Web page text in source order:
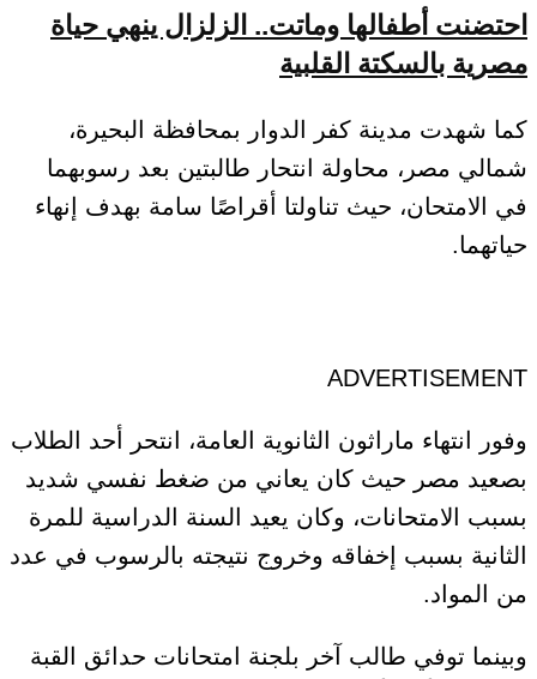
احتضنت أطفالها وماتت.. الزلزال ينهي حياة
مصرية بالسكتة القلبية
كما شهدت مدينة كفر الدوار بمحافظة البحيرة،
شمالي مصر، محاولة انتحار طالبتين بعد رسوبهما
في الامتحان، حيث تناولتا أقراصًا سامة بهدف إنهاء
حياتهما.
ADVERTISEMENT
وفور انتهاء ماراثون الثانوية العامة، انتحر أحد الطلاب
بصعيد مصر حيث كان يعاني من ضغط نفسي شديد
بسبب الامتحانات، وكان يعيد السنة الدراسية للمرة
الثانية بسبب إخفاقه وخروج نتيجته بالرسوب في عدد
من المواد.
وبينما توفي طالب آخر بلجنة امتحانات حدائق القبة